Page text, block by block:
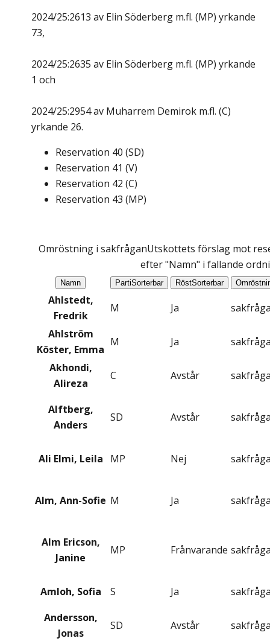
2024/25:2613 av Elin Söderberg m.fl. (MP) yrkande
73,
2024/25:2635 av Elin Söderberg m.fl. (MP) yrkande
1 och
2024/25:2954 av Muharrem Demirok m.fl. (C)
yrkande 26.
Reservation 40 (SD)
Reservation 41 (V)
Reservation 42 (C)
Reservation 43 (MP)
Omröstning i sakfråganUtskottets förslag mot
efter "Namn" i fallande
Namn PartiSorterbar RöstSorterbar
Ahlstedt,
Fredrik
M Ja
Ahlström
Köster, Emma
M Ja
Akhondi,
Alireza
C Avstår
Alftberg,
Anders
SD Avstår
Ali Elmi, Leila MP Nej
Alm, Ann-Sofie M Ja
Alm Ericson,
Janine
MP Frånvarande
Amloh, Sofia S Ja
Andersson,
Jonas
SD Avstår